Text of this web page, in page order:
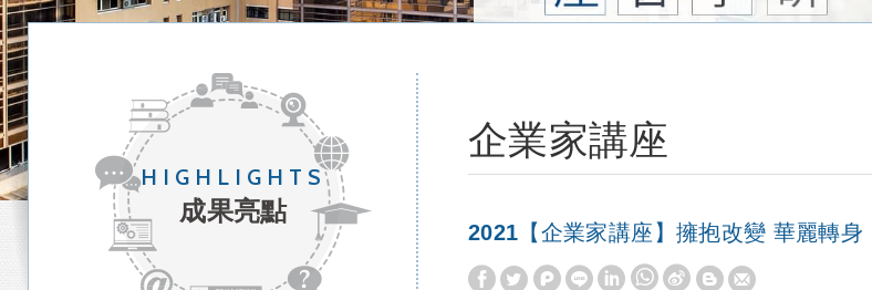
HIGHLIGHTS
成果亮點
企業家講座
2021【企業家講座】擁抱改變 華麗轉身